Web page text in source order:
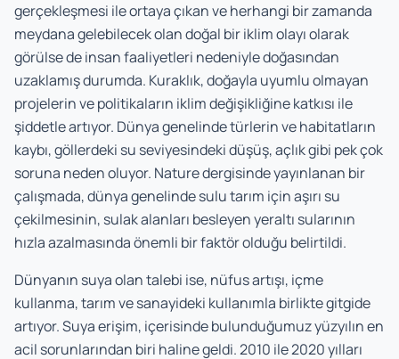
gerçekleşmesi ile ortaya çıkan ve herhangi bir zamanda
meydana gelebilecek olan doğal bir iklim olayı olarak
görülse de insan faaliyetleri nedeniyle doğasından
uzaklamış durumda. Kuraklık, doğayla uyumlu olmayan
projelerin ve politikaların iklim değişikliğine katkısı ile
şiddetle artıyor. Dünya genelinde türlerin ve habitatların
kaybı, göllerdeki su seviyesindeki düşüş, açlık gibi pek çok
soruna neden oluyor. Nature dergisinde yayınlanan bir
çalışmada, dünya genelinde sulu tarım için aşırı su
çekilmesinin, sulak alanları besleyen yeraltı sularının
hızla azalmasında önemli bir faktör olduğu belirtildi.
Dünyanın suya olan talebi ise, nüfus artışı, içme
kullanma, tarım ve sanayideki kullanımla birlikte gitgide
artıyor. Suya erişim, içerisinde bulunduğumuz yüzyılın en
acil sorunlarından biri haline geldi. 2010 ile 2020 yılları